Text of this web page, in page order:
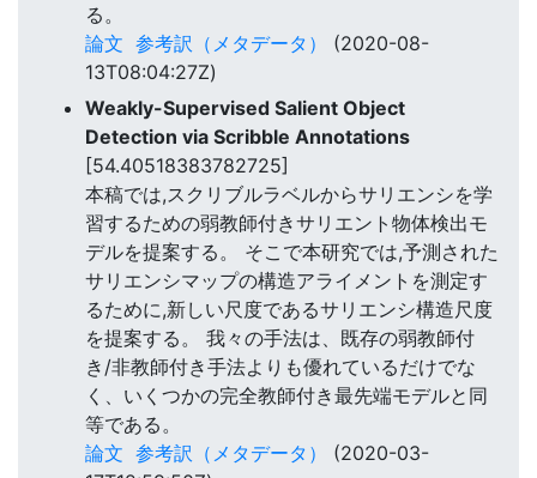
る。
論文 参考訳（メタデータ）
(2020-08-
13T08:04:27Z)
Weakly-Supervised Salient Object
Detection via Scribble Annotations
[54.40518383782725]
本稿では,スクリブルラベルからサリエンシを学
習するための弱教師付きサリエント物体検出モ
デルを提案する。 そこで本研究では,予測された
サリエンシマップの構造アライメントを測定す
るために,新しい尺度であるサリエンシ構造尺度
を提案する。 我々の手法は、既存の弱教師付
き/非教師付き手法よりも優れているだけでな
く、いくつかの完全教師付き最先端モデルと同
等である。
論文 参考訳（メタデータ）
(2020-03-